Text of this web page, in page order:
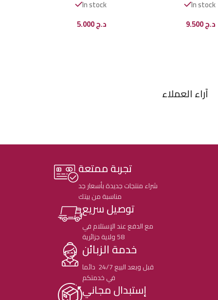
In stock
د.ج
In stock
د.ج
آراء العملاء
تجربة ممتعة
شراء منتجات جديدة بأسعار جد
مناسبة من بيتك
توصيل سريع
مع الدفع عند الإستلام في
58 ولاية جزائرية
خدمة الزبائن
قبل وبعد البيع 24/7 دائما
في خدمتكم
إستبدال مجاني